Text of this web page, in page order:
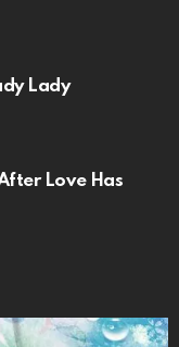
Lady
Love Has